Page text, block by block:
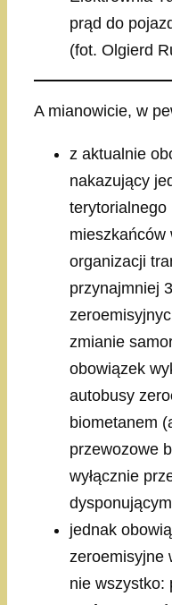
prąd do
(fot. Olgierd
A mianowicie, w
z aktualnie
nakazujący
terytorialnego
mieszkańców
organizacji
przynajmniej
zmianie
obowiązek
autobusy
biometanem
przewozowe
wyłącznie
jednak
zeroemisyjne
nie wszystko: